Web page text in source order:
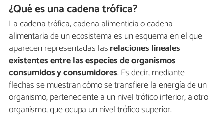
¿Qué es una cadena trófica?
La cadena trófica, cadena alimenticia o cadena
alimentaria de un ecosistema es un esquema en el que
aparecen representadas las relaciones lineales
existentes entre las especies de organismos
consumidos y consumidores. Es decir, mediante
flechas se muestran cómo se transfiere la energía de un
organismo, perteneciente a un nivel trófico inferior, a otro
organismo, que ocupa un nivel trófico superior.